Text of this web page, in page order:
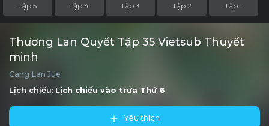
Tập 5 Tập 4 Tập 3 Tập 2 Tập 1
Thương Lan Quyết Tập 35 Vietsub Thuyết
minh
Cang Lan Jue
Lịch chiếu: Lịch chiếu vào trưa Thứ 6
Yêu thích